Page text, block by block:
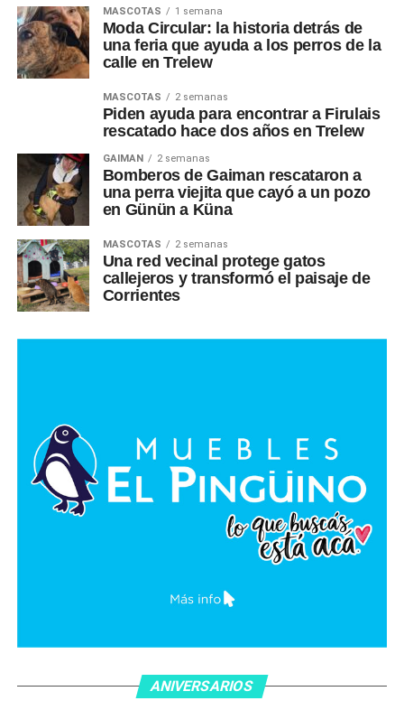
MASCOTAS 1 semana
Moda Circular: la historia detrás de
una feria que ayuda a los perros de la
calle en Trelew
MASCOTAS 2 semanas
Piden ayuda para encontrar a Firulais
rescatado hace dos años en Trelew
GAIMAN 2 semanas
Bomberos de Gaiman rescataron a
una perra viejita que cayó a un pozo
en Günün a Küna
MASCOTAS 2 semanas
Una red vecinal protege gatos
callejeros y transformó el paisaje de
Corrientes
ANIVERSARIOS